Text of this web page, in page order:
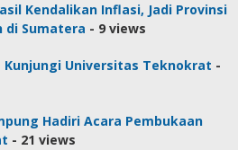
Kendalikan Inflasi, Jadi Provinsi
di Sumatera - 9 views
Kunjungi Universitas Teknokrat -
Hadiri Acara Pembukaan
- 21 views